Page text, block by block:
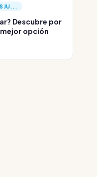
JU...
Descubre por
opción